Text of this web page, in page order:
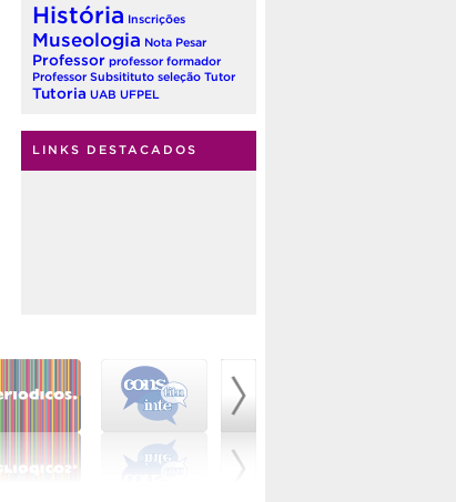
História Inscrições
Museologia Nota Pesar
Professor professor formador
Professor Subsitituto seleção Tutor
Tutoria UAB UFPEL
LINKS DESTACADOS